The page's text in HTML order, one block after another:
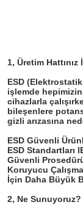
1, Üretim Hattınız
ESD
işlemde
cihazlarla
bileşenlere
gizli arızasına
ESD Güvenli
ESD Standartları
Güvenli
Koruyucu
İçin Daha Büyük
2, Ne Sunuyoruz?